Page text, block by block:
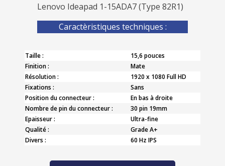
Lenovo Ideapad 1-15ADA7 (Type 82R1)
Caractèristiques techniques :
Taille :
15,6 pouces
Finition :
Mate
Résolution :
1920 x 1080 Full HD
Fixations :
Sans
Position du connecteur :
En bas à droite
Nombre de pin du connecteur :
30 pin 19mm
Epaisseur :
Ultra-fine
Qualité :
Grade A+
Divers :
60 Hz IPS